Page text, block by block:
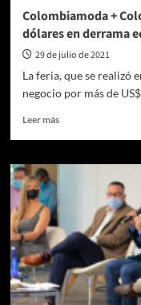
Colombiamoda +
dólares en derrama
29 de julio de 2021
La feria, que se realizó
negocio por más de
Leer másLeer
Colombiamoda
Colombiatex
cierra
con
3.5
millones
de
dólares